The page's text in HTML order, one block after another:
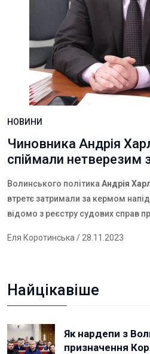
НОВИНИ
Чиновника Андрія
спіймали нетверезим
Волинського політика Андрія
втретє затримали за кермом
відомо з реєстру судових справ
Еля Коротинська / 28.11.2023
Найцікавіше
Як нардепи з
призначення